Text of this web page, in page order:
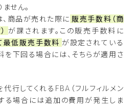
せん。
、商品が売れた際に 販売手数料（商
が課されます。この販売手数料に
最低販売手数料 が設定されている
を下回る場合には、そちらが適用さ
行してくれるFBA（フルフィルメン
る場合には追加の費用が発生しま